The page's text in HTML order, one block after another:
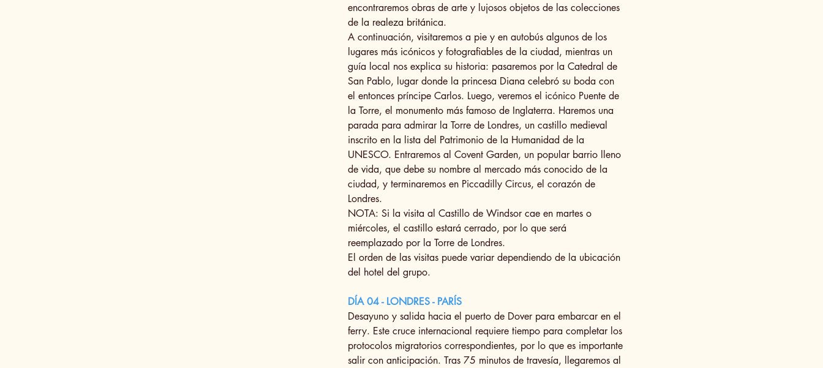
encontraremos obras de arte y lujosos objetos de las colecciones
de la realeza británica.
A continuación, visitaremos a pie y en autobús algunos de los
lugares más icónicos y fotografiables de la ciudad, mientras un
guía local nos explica su historia: pasaremos por la Catedral de
San Pablo, lugar donde la princesa Diana celebró su boda con
el entonces príncipe Carlos. Luego, veremos el icónico Puente de
la Torre, el monumento más famoso de Inglaterra. Haremos una
parada para admirar la Torre de Londres, un castillo medieval
inscrito en la lista del Patrimonio de la Humanidad de la
UNESCO. Entraremos al Covent Garden, un popular barrio lleno
de vida, que debe su nombre al mercado más conocido de la
ciudad, y terminaremos en Piccadilly Circus, el corazón de
Londres.
NOTA: Si la visita al Castillo de Windsor cae en martes o
miércoles, el castillo estará cerrado, por lo que será
reemplazado por la Torre de Londres.
El orden de las visitas puede variar dependiendo de la ubicación
del hotel del grupo.
DÍA 04 - LONDRES - PARÍS
Desayuno y salida hacia el puerto de Dover para embarcar en el
ferry. Este cruce internacional requiere tiempo para completar los
protocolos migratorios correspondientes, por lo que es importante
salir con anticipación. Tras 75 minutos de travesía, llegaremos al